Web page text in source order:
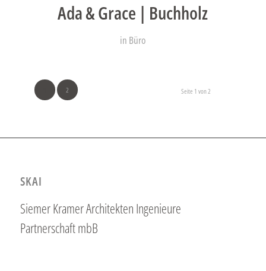
Ada & Grace | Buchholz
in Büro
Seite 1 von 2
2
SKAI
Siemer Kramer Architekten Ingenieure
Partnerschaft mbB